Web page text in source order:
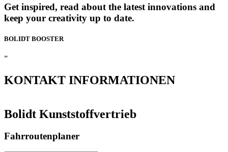
Get inspired, read about the latest innovations and
keep your creativity up to date.
BOLIDT BOOSTER
”
KONTAKT INFORMATIONEN
Bolidt Kunststoffvertrieb
Fahrroutenplaner